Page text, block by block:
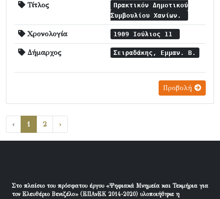
Τίτλος
Πρακτικόν Δημοτικού
Συμβουλίου Χανίων.
Χρονολογία 1909 Ιούλιος 11
Δήμαρχος Σειραδάκης, Εμμαν. Β.
Προβολή
‹ 1 2 ›
Στο πλαίσιο του πρόσφατου έργου «Ψηφιακά Μνημεία και Τεκμήρια για
τον Ελευθέριο Βενιζέλο» (ΕΠΑνΕΚ 2014-2020) υλοποιήθηκε η